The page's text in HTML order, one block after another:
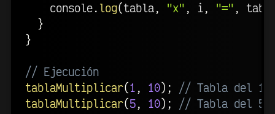
    console
. log(tabla, "x" , i, "=" ,
}
}
// Ejecución
tablaMultiplicar(1 , 10) ;
// Tabla del 1
tablaMultiplicar(5, 10) ; // Tabla del 5